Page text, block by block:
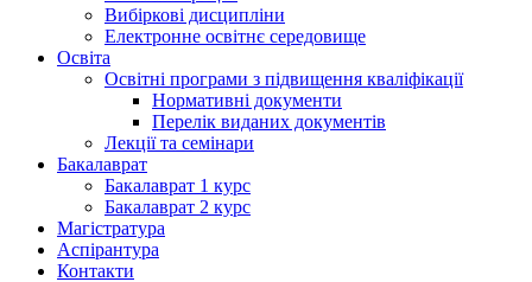
Вибіркові дисципліни
Електронне освітнє середовище
Освіта
Освітні програми з підвищення кваліфікації
Нормативні документи
Перелік виданих документів
Лекції та семінари
Бакалаврат
Бакалаврат 1 курс
Бакалаврат 2 курс
Магістратура
Аспірантура
Контакти